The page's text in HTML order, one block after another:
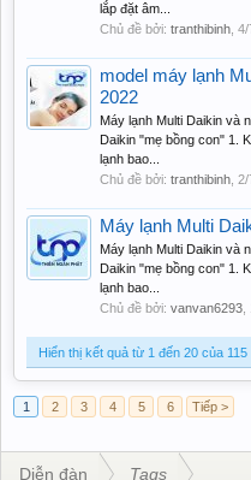
lắp đặt âm...
Chủ đề bởi: tranthibinh 4/
model máy lạnh
2022
Máy lạnh Multi Daikin và
Daikin "mẹ bồng con" 1.
lạnh bao...
Chủ đề bởi: tranthibinh 2/
Máy lạnh Multi
Máy lạnh Multi Daikin và
Daikin "mẹ bồng con" 1.
lạnh bao...
Chủ đề bởi: vanvan6293
Hiển thị kết quả từ 1 đến 20 của 115
1 2 3 4 5 6 Tiếp >
Diễn đàn Tags